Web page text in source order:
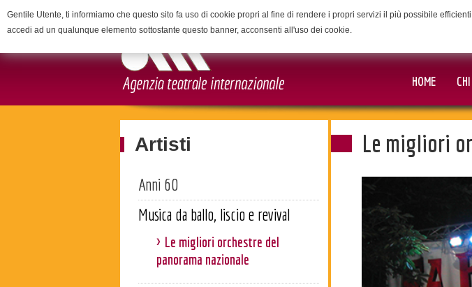
Gentile Utente, ti informiamo che questo sito fa uso di cookie propri al fine di rendere i propri servizi il più possibile
accedi ad un qualunque elemento sottostante questo banner, acconsenti all'uso dei cookie.
HOME
Artisti
Anni 60
Musica da ballo, liscio e revival
Le migliori orchestre del
panorama nazionale
Le migliori